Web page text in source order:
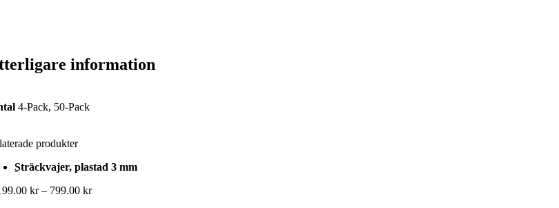
information
4-Pack, 50-Pack
produkter
Sträckvajer, plastad 3 mm
kr – 799.00krPrisintervall: